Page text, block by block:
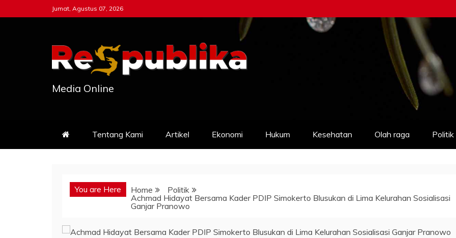
to
Jumat, Agustus 07, 2026
Media Online
Tentang Kami Artikel Ekonomi Hukum Kesehatan Olah raga Politik
You are Here Home
Politik
Achmad Hidayat Bersama Kader PDIP Simokerto Blusukan di Lima Kelurahan Sosialisasi
Ganjar Pranowo